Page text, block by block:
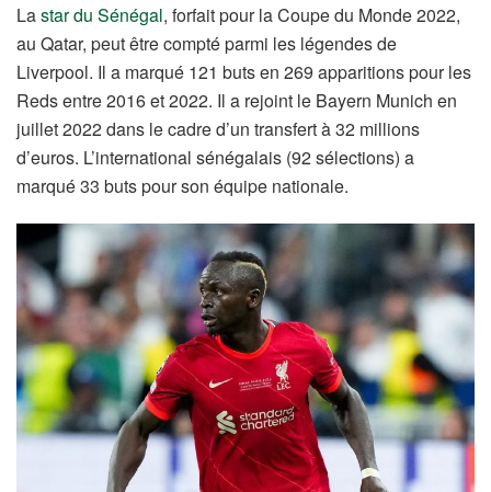
Lastar du Sénégal, forfait pour la Coupe du Monde 2022,
au Qatar, peut être compté parmi les légendes de
Liverpool. Il a marqué 121 buts en 269 apparitions pour les
Reds entre 2016 et 2022. Il a rejoint le Bayern Munich en
juillet 2022 dans le cadre d’un transfert à 32 millions
d’euros. L’international sénégalais (92 sélections) a
marqué 33 buts pour son équipe nationale.